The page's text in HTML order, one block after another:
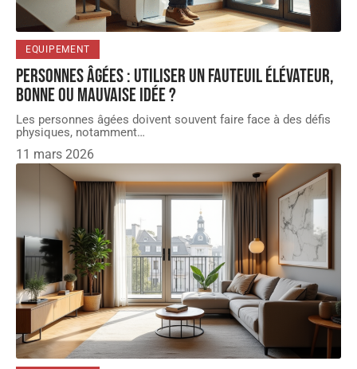
EQUIPEMENT
Personnes âgées : utiliser un fauteuil élévateur,
bonne ou mauvaise idée ?
Les personnes âgées doivent souvent faire face à des défis
physiques, notamment…
11 mars 2026